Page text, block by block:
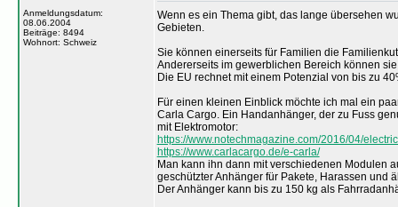
Anmeldungsdatum:
08.06.2004
Beiträge: 8494
Wohnort: Schweiz
Wenn es ein Thema gibt, das lange übersehen
Gebieten.
Sie können einerseits für Familien die
Andererseits im gewerblichen Bereich können
Die EU rechnet mit einem Potenzial von bis zu
Für einen kleinen Einblick möchte ich mal ein
Carla Cargo. Ein Handanhänger, der zu Fuss
mit Elektromotor:
https://www.notechmagazine.com/2016/04/
https://www.carlacargo.de/e-carla/
Man kann ihn dann mit verschiedenen Modulen
geschützter Anhänger für Pakete, Harassen und
Der Anhänger kann bis zu 150 kg als